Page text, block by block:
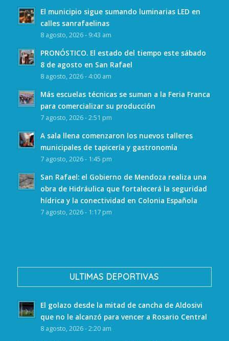
El municipio sigue sumando luminarias LED en
calles sanrafaelinas
8 agosto, 2026 - 9:43 am
PRONÓSTICO. El estado del tiempo este sábado
8 de agosto en San Rafael
8 agosto, 2026 - 4:00 am
Más escuelas técnicas se suman a la Feria Franca
para comercializar su producción
7 agosto, 2026 - 2:51 pm
A sala llena comenzaron los nuevos talleres
municipales de tapicería y gastronomía
7 agosto, 2026 - 1:45 pm
San Rafael: el Gobierno de Mendoza realiza una
obra de Hidráulica que fortalecerá la seguridad
hídrica y la conectividad en Colonia Española
7 agosto, 2026 - 1:17 pm
ULTIMAS DEPORTIVAS
El golazo desde la mitad de cancha de Aldosivi
que no le alcanzó para vencer a Rosario Central
8 agosto, 2026 - 2:20 am